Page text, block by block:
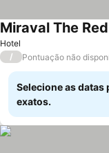
Hotel
Miraval The
/ Pontuação não
Selecione as datas
exatos.